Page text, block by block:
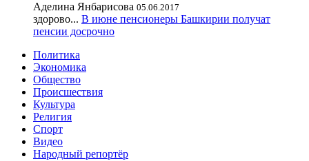
Аделина Янбарисова 05.06.2017
здорово... В июне пенсионеры Башкирии получат
пенсии досрочно
Политика
Экономика
Общество
Происшествия
Культура
Религия
Спорт
Видео
Народный репортёр